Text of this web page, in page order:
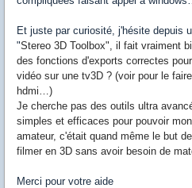
Et juste par curiosité, j'hésite depuis
"Stereo 3D Toolbox", il fait vraiment
des fonctions d'exports correctes
vidéo sur une tv3D ? (voir pour le
hdmi…)
Je cherche pas des outils ultra
simples et efficaces pour pouvoir
amateur, c'était quand même le but
filmer en 3D sans avoir besoin de
Merci pour votre aide